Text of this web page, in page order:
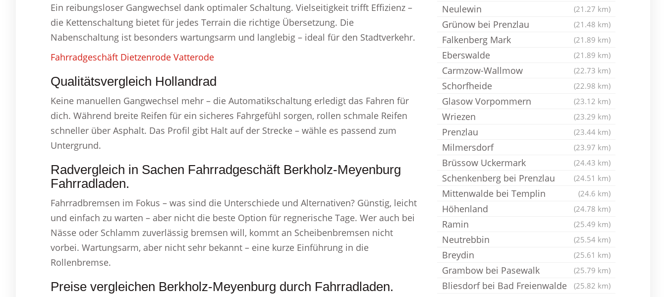
Ein reibungsloser Gangwechsel dank optimaler Schaltung. Vielseitigkeit trifft Effizienz –
die Kettenschaltung bietet für jedes Terrain die richtige Übersetzung. Die
Nabenschaltung ist besonders wartungsarm und langlebig – ideal für den Stadtverkehr.
Fahrradgeschäft Dietzenrode Vatterode
Qualitätsvergleich Hollandrad
Keine manuellen Gangwechsel mehr – die Automatikschaltung erledigt das Fahren für
dich. Während breite Reifen für ein sicheres Fahrgefühl sorgen, rollen schmale Reifen
schneller über Asphalt. Das Profil gibt Halt auf der Strecke – wähle es passend zum
Untergrund.
Radvergleich in Sachen Fahrradgeschäft Berkholz-Meyenburg
Fahrradladen.
Fahrradbremsen im Fokus – was sind die Unterschiede und Alternativen? Günstig, leicht
und einfach zu warten – aber nicht die beste Option für regnerische Tage. Wer auch bei
Nässe oder Schlamm zuverlässig bremsen will, kommt an Scheibenbremsen nicht
vorbei. Wartungsarm, aber nicht sehr bekannt – eine kurze Einführung in die
Rollenbremse.
Preise vergleichen Berkholz-Meyenburg durch Fahrradladen.
Neulewin (21.27 km)
Grünow bei Prenzlau (21.48 km)
Falkenberg Mark (21.89 km)
Eberswalde (21.89 km)
Carmzow-Wallmow (22.73 km)
Schorfheide (22.98 km)
Glasow Vorpommern (23.12 km)
Wriezen (23.29 km)
Prenzlau (23.44 km)
Milmersdorf (23.97 km)
Brüssow Uckermark (24.43 km)
Schenkenberg bei Prenzlau (24.51 km)
Mittenwalde bei Templin (24.6 km)
Höhenland (24.78 km)
Ramin (25.49 km)
Neutrebbin (25.54 km)
Breydin (25.61 km)
Grambow bei Pasewalk (25.79 km)
Bliesdorf bei Bad Freienwalde (25.82 km)